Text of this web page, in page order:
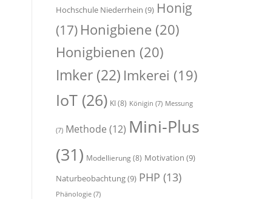
Hochschule Niederrhein (9) Honig
(17) Honigbiene (20)
Honigbienen (20)
Imker (22) Imkerei (19)
IoT (26) KI(8) Königin (7) Messung
(7) Methode (12) Mini-Plus
(31) Modellierung(8) Motivation (9)
Naturbeobachtung(9) PHP (13)
Phänologie (7)